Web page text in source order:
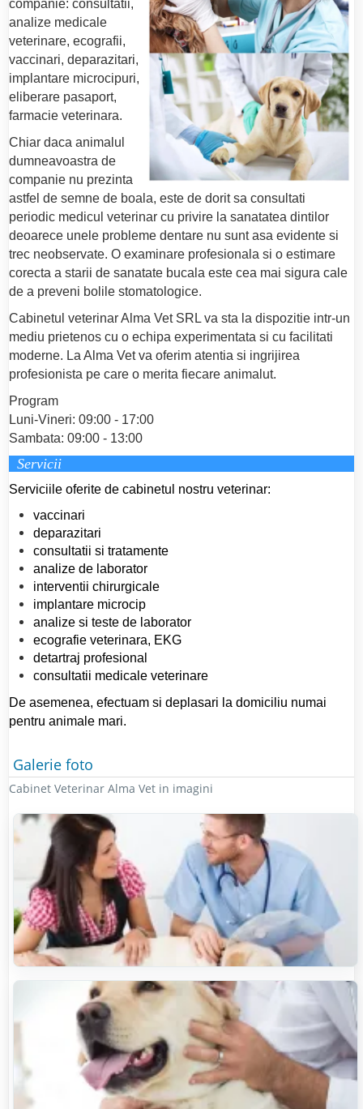
companie: consultatii,
analize medicale
veterinare, ecografii,
vaccinari, deparazitari,
implantare microcipuri,
eliberare pasaport,
farmacie veterinara.
Chiar daca animalul
dumneavoastra de
companie nu prezinta
astfel de semne de boala, este de dorit sa consultati
periodic medicul veterinar cu privire la sanatatea dintilor
deoarece unele probleme dentare nu sunt asa evidente si
trec neobservate. O examinare profesionala si o estimare
corecta a starii de sanatate bucala este cea mai sigura cale
de a preveni bolile stomatologice.
Cabinetul veterinar Alma Vet SRL va sta la dispozitie intr-un
mediu prietenos cu o echipa experimentata si cu facilitati
moderne. La Alma Vet va oferim atentia si ingrijirea
profesionista pe care o merita fiecare animalut.
Program
Luni-Vineri: 09:00 - 17:00
Sambata: 09:00 - 13:00
Servicii
Serviciile oferite de cabinetul nostru veterinar:
vaccinari
deparazitari
consultatii si tratamente
analize de laborator
interventii chirurgicale
implantare microcip
analize si teste de laborator
ecografie veterinara, EKG
detartraj profesional
consultatii medicale veterinare
De asemenea, efectuam si deplasari la domiciliu numai
pentru animale mari.
Galerie foto
Cabinet Veterinar Alma Vet in imagini